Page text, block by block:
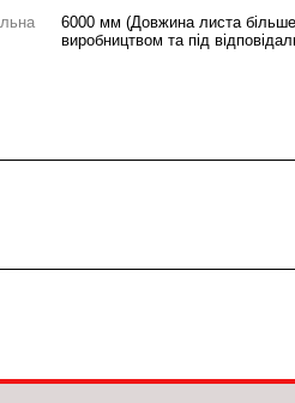
6000 мм (Довжина листа
виробництвом та під